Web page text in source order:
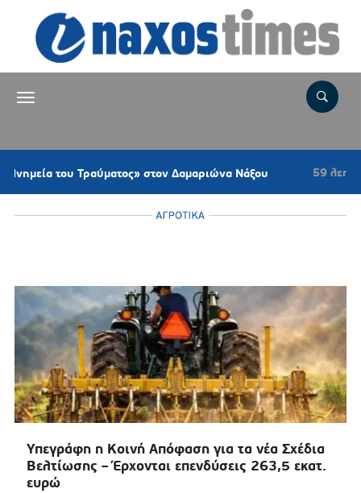
στον Δαμαριώνα Νάξου 59 λεπτά πριν
ΑΓΡΟΤΙΚΑ
Υπεγράφη η Κοινή Απόφαση για τα νέα Σχέδια
Βελτίωσης – Έρχονται επενδύσεις 263,5 εκατ.
ευρώ